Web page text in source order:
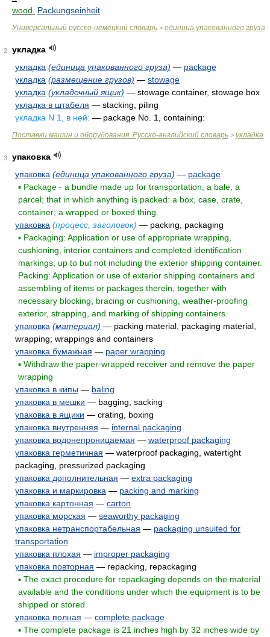
wood.
Packungseinheit
Универсальный русско-немецкий словарь > единица упакованного груза
2
укладка
укладка (единица упакованного груза) — package
укладка (размещение грузов) — stowage
укладка (укладочный ящик) — stowage container, stowage box
укладка в штабеля — stacking, piling
укладка N 1, в ней: — package No. 1, containing:
Поставки машин и оборудования. Русско-английский словарь > укладка
3
упаковка
упаковка (единица упакованного груза) — package
▪ Package - a bundle made up for transportation, a bale, a
parcel; that in which anything is packed: a box, case, crate,
container; a wrapped or boxed thing.
упаковка (процесс, заголовок) — packing, packaging
▪ Packaging: Application or use of appropriate wrapping,
cushioning, interior containers and completed identification
markings, up to but not including the exterior shipping container.
Packing: Application or use of exterior shipping containers and
assembling of items or packages therein, together with
necessary blocking, bracing or cushioning, weather-proofing
exterior, strapping, and marking of shipping containers.
упаковка (материал) — packing material, packaging material,
wrapping; wrappings and containers
упаковка бумажная — paper wrapping
▪ Withdraw the paper-wrapped receiver and remove the paper
wrapping
упаковка в кипы — baling
упаковка в мешки — bagging, sacking
упаковка в ящики — crating, boxing
упаковка внутренняя — internal packaging
упаковка водонепроницаемая — waterproof packaging
упаковка герметичная — waterproof packaging, watertight
packaging, pressurized packaging
упаковка дополнительная — extra packaging
упаковка и маркировка — packing and marking
упаковка картонная — carton
упаковка морская — seaworthy packaging
упаковка нетранспортабельная — packaging unsuited for
transportation
упаковка плохая — improper packaging
упаковка повторная — repacking, repackaging
▪ The exact procedure for repackaging depends on the material
available and the conditions under which the equipment is to be
shipped or stored
упаковка полная — complete package
▪ The complete package is 21 inches high by 32 inches wide by